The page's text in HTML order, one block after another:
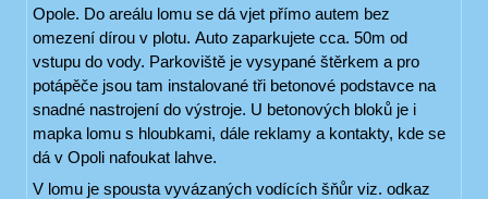
Opole. Do areálu lomu se dá vjet přímo autem bez
omezení dírou v plotu. Auto zaparkujete cca. 50m od
vstupu do vody. Parkoviště je vysypané štěrkem a pro
potápěče jsou tam instalované tři betonové podstavce na
snadné nastrojení do výstroje. U betonových bloků je i
mapka lomu s hloubkami, dále reklamy a kontakty, kde se
dá v Opoli nafoukat lahve.
V lomu je spousta vyvázaných vodících šňůr viz. odkaz